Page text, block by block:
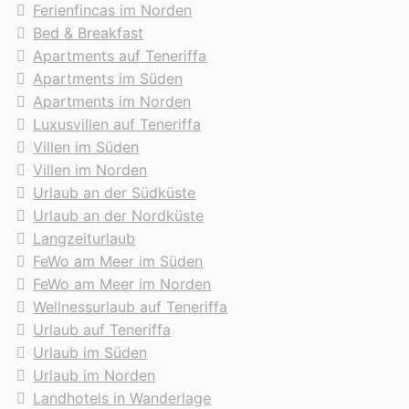
Ferienfincas im Norden
Bed & Breakfast
Apartments auf Teneriffa
Apartments im Süden
Apartments im Norden
Luxusvillen auf Teneriffa
Villen im Süden
Villen im Norden
Urlaub an der Südküste
Urlaub an der Nordküste
Langzeiturlaub
FeWo am Meer im Süden
FeWo am Meer im Norden
Wellnessurlaub auf Teneriffa
Urlaub auf Teneriffa
Urlaub im Süden
Urlaub im Norden
Landhotels in Wanderlage